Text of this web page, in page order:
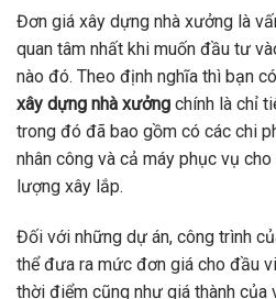
Đơn giá xây dựng nhà xưởng là
quan tâm nhất khi muốn đầu tư
nào đó. Theo định nghĩa thì bạn
xây dựng nhà xưởng chính là chỉ
trong đó đã bao gồm có các chi
nhân công và cả máy phục vụ
lượng xây lắp.
Đối với những dự án, công trình
thể đưa ra mức đơn giá cho đầu
thời điểm cũng như giá thành của